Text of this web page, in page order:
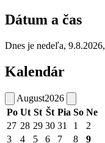
Dátum a čas
Dnes je nedeľa, 9.8.2026,
Kalendár
August2026
Po Ut St Št Pia So Ne
27 28 29 30 31 1
2
3
4 5 6 7 8 9